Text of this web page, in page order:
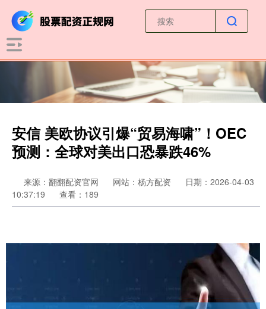
安信 美欧协议引爆“贸易海啸”！OEC
预测：全球对美出口恐暴跌46%
来源：翻翻配资官网 网站：杨方配资
日期：2026-04-03
10:37:19
查看：189